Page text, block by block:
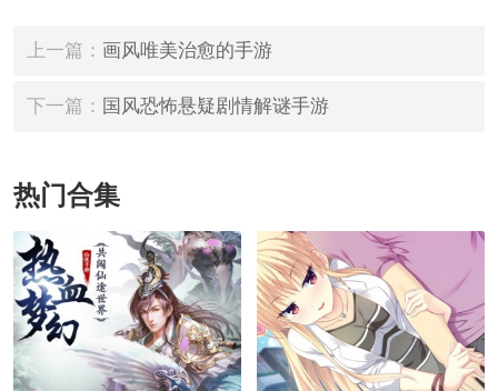
上一篇： 画风唯美治愈的手游
下一篇： 国风恐怖悬疑剧情解谜手游
热门合集